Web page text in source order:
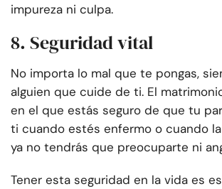
impureza ni culpa.
8. Seguridad vital
No importa lo mal que te pongas,
alguien que cuide de ti. El
en el que estás seguro de que tu
ti cuando estés enfermo o cuando
ya no tendrás que preocuparte ni
Tener esta seguridad en la vida es